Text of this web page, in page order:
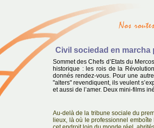
Civil sociedad en
Sommet des Chefs d’Etats du
historique : les rois de la
donnés rendez-vous. Pour une
"alters" revendiquent, ils veulent
et aussi de l’amer. Deux mini-films
Au-delà de la tribune sociale du
lieux, là où le professionnel